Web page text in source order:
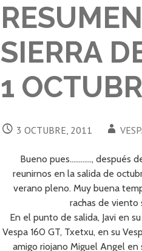
SIERRA
1
3 OCTUBRE, 2011
Bueno pues…………, después
reunirnos en la salida de
verano pleno. Muy buena
rachas de viento
En el punto de salida, Javi en
Vespa 160 GT, Txetxu, en su
amigo riojano Miguel Angel